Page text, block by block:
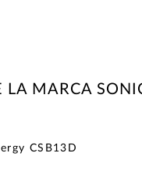
LA MARCA
CSB13D